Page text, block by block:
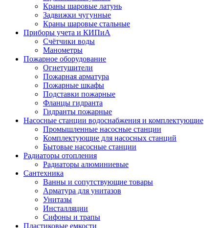
Краны шаровые латунь
Задвижки чугунные
Краны шаровые стальные
Приборы учета и КИПиА
Счётчики воды
Манометры
Пожарное оборудование
Огнетушители
Пожарная арматура
Пожарные шкафы
Подставки пожарные
Фланцы гидранта
Гидранты пожарные
Насосные станции водоснабжения и комплектующие
Промышленные насосные станции
Комплектующие для насосных станций
Бытовые насосные станции
Радиаторы отопления
Радиаторы алюминиевые
Сантехника
Ванны и сопутствующие товары
Арматура для унитазов
Унитазы
Инсталляции
Сифоны и трапы
Пластиковые емкости